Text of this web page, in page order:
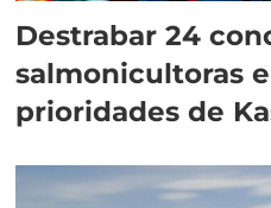
Destrabar 24
salmonicultoras
prioridades de